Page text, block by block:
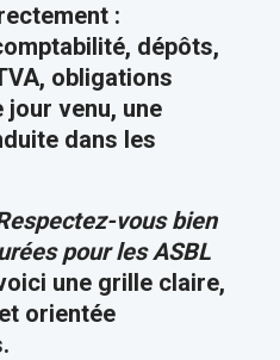
:
dépôts,
obligations
venu, une
dans les
vous bien
pour les ASBL
une grille claire,
orientée